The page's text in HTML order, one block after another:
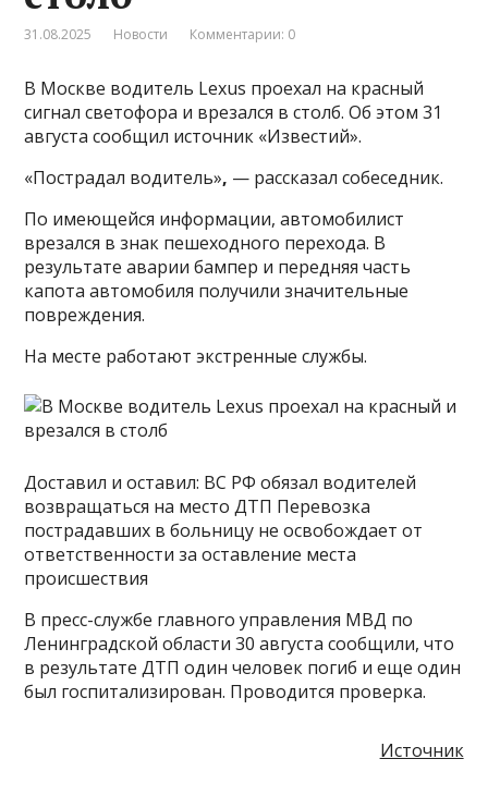
31.08.2025 Новости Комментарии: 0
В Москве водитель Lexus проехал на красный
сигнал светофора и врезался в столб. Об этом 31
августа сообщил источник «Известий».
«Пострадал водитель», — рассказал собеседник.
По имеющейся информации, автомобилист
врезался в знак пешеходного перехода. В
результате аварии бампер и передняя часть
капота автомобиля получили значительные
повреждения.
На месте работают экстренные службы.
Доставил и оставил: ВС РФ обязал водителей
возвращаться на место ДТП Перевозка
пострадавших в больницу не освобождает от
ответственности за оставление места
происшествия
В пресс-службе главного управления МВД по
Ленинградской области 30 августа сообщили, что
в результате ДТП один человек погиб и еще один
был госпитализирован. Проводится проверка.
Источник